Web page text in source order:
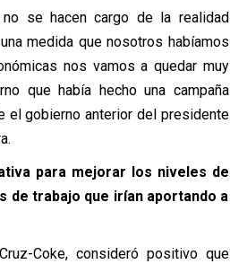
se hacen cargo de la realidad
medida que nosotros habíamos
nos vamos a quedar muy
que había hecho una campaña
el gobierno anterior del presidente
para mejorar los niveles de
de trabajo que irían aportando a
Coke, consideró positivo que